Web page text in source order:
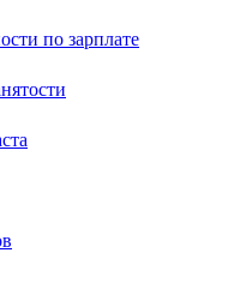
по зарплате